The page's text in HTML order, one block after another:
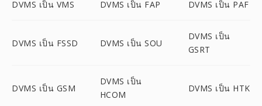
DVMS เป็น VMS DVMS เป็น FAP DVMS เป็น PAF
DVMS เป็น FSSD DVMS เป็น SOU
DVMS เป็น
GSRT
DVMS เป็น GSM
DVMS เป็น
HCOM
DVMS เป็น HTK